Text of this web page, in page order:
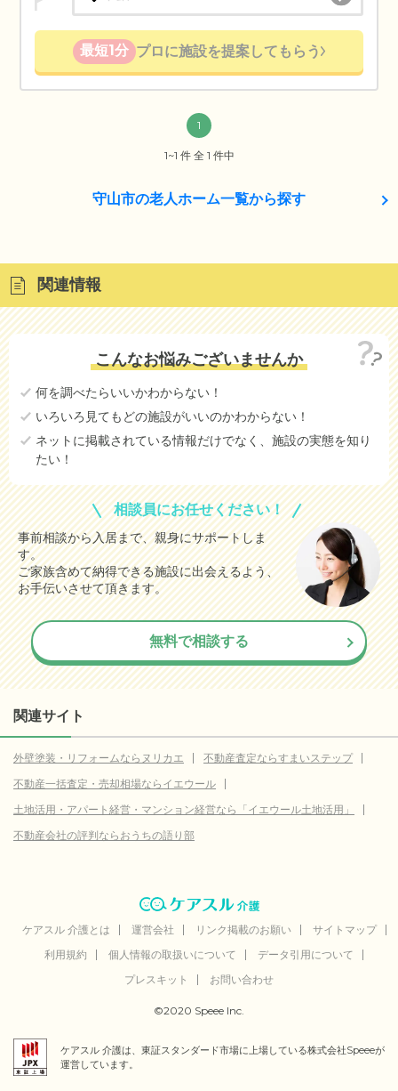
最短1分 プロに施設を提案してもらう
1
1~1 件 全 1 件中
守山市の老人ホーム一覧から探す
関連情報
こんなお悩みございませんか
何を調べたらいいかわからない！
いろいろ見てもどの施設がいいのかわからない！
ネットに掲載されている情報だけでなく、施設の実態を知り
たい！
相談員にお任せください！
事前相談から入居まで、親身にサポートしま
す。
ご家族含めて納得できる施設に出会えるよう、
お手伝いさせて頂きます。
無料で相談する
関連サイト
外壁塗装・リフォームならヌリカエ
不動産査定ならすまいステップ
不動産一括査定・売却相場ならイエウール
土地活用・アパート経営・マンション経営なら「イエウール土地活用」
不動産会社の評判ならおうちの語り部
ケアスル 介護とは 運営会社 リンク掲載のお願い
サイトマップ
利用規約
個人情報の取扱いについて
データ引用について
プレスキット
お問い合わせ
©2020 Speee Inc.
ケアスル 介護は、東証スタンダード市場に上場している株式会社Speeeが
運営しています。